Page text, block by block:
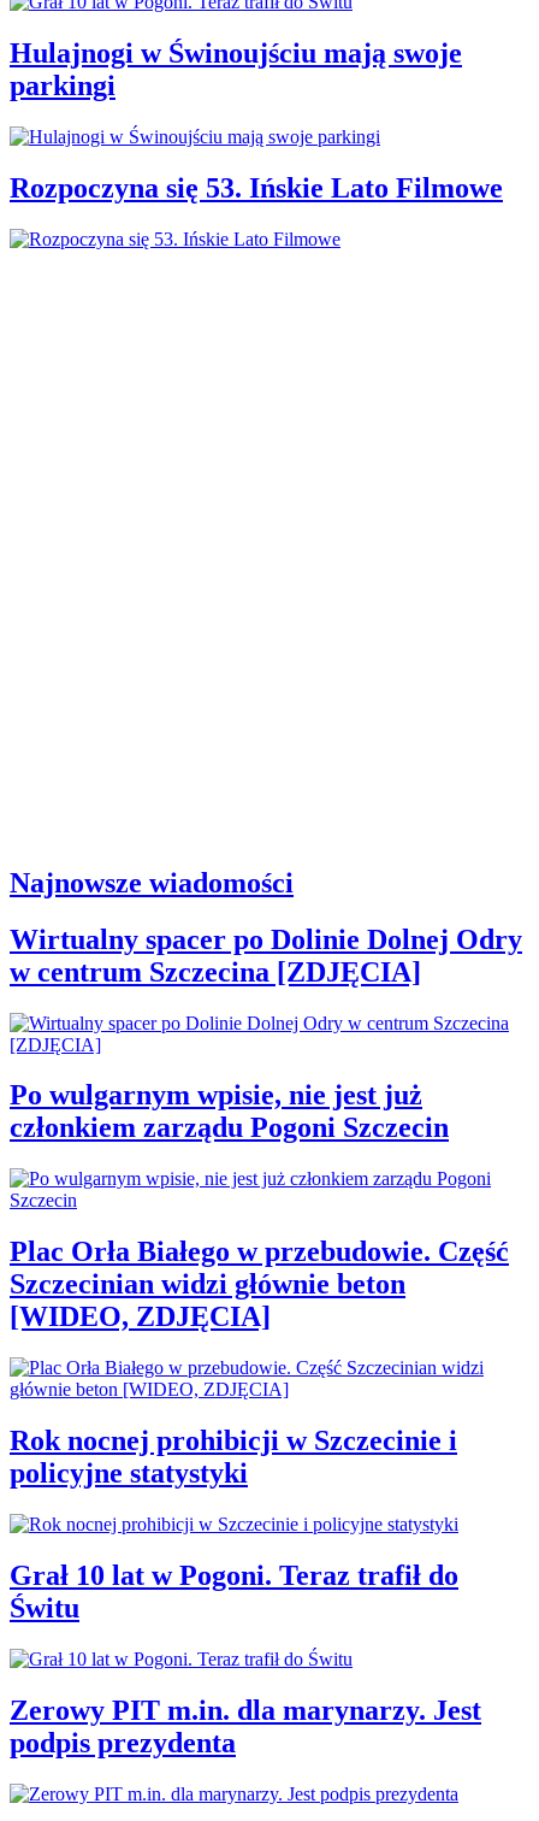
Hulajnogi w Świnoujściu mają swoje
parkingi
Rozpoczyna się 53. Ińskie Lato Filmowe
Najnowsze wiadomości
Wirtualny spacer po Dolinie Dolnej Odry
w centrum Szczecina [ZDJĘCIA]
Po wulgarnym wpisie, nie jest już
członkiem zarządu Pogoni Szczecin
Plac Orła Białego w przebudowie. Część
Szczecinian widzi głównie beton
[WIDEO, ZDJĘCIA]
Rok nocnej prohibicji w Szczecinie i
policyjne statystyki
Grał 10 lat w Pogoni. Teraz trafił do
Świtu
Zerowy PIT m.in. dla marynarzy. Jest
podpis prezydenta